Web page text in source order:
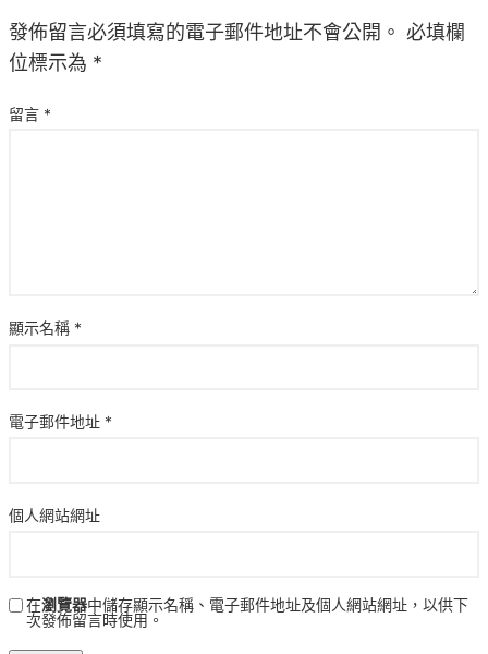
發佈留言必須填寫的電子郵件地址不會公開。 必填欄
位標示為 *
留言 *
顯示名稱 *
電子郵件地址 *
個人網站網址
在瀏覽器中儲存顯示名稱、電子郵件地址及個人網站網址，以供下
次發佈留言時使用。